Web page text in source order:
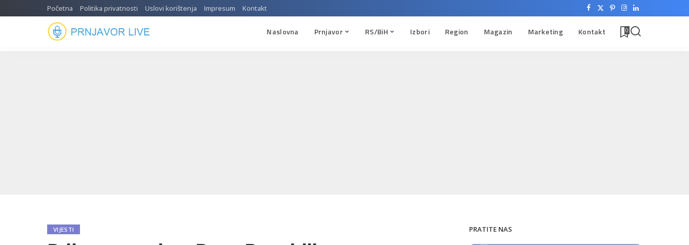
Početna Politika privatnosti Uslovi korištenja Impresum Kontakt
Naslovna Prnjavor RS/BiH Izbori Region Magazin Marketing Kontakt 0
VIJESTI PRATITE NAS